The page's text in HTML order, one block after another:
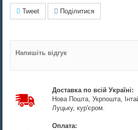
Tweet Поділитися
Напишіть відгук
Доставка по всій Україні:
Нова Пошта, Укрпошта,
Луцьку, кур'єром.
Оплата: